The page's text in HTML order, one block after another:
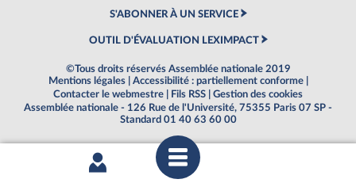
S'ABONNER À UN SERVICE
OUTIL D'ÉVALUATION LEXIMPACT
©Tous droits réservés Assemblée nationale 2019
Mentions légales
Accessibilité : partiellement conforme
Contacter le webmestre
Fils RSS
Gestion des cookies
Assemblée nationale - 126 Rue de l'Université, 75355 Paris 07 SP -
Standard 01 40 63 60 00